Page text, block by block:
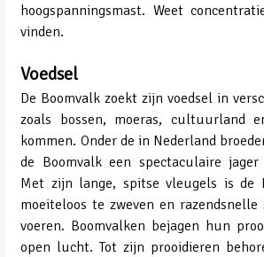
hoogspanningsmast. Weet
vinden.
Voedsel
De Boomvalk zoekt zijn voedsel in
zoals bossen, moeras, cultuurland
kommen. Onder de in Nederland
de Boomvalk een spectaculaire jager
Met zijn lange, spitse vleugels is de
moeiteloos te zweven en
voeren. Boomvalken bejagen hun
open lucht. Tot zijn prooidieren